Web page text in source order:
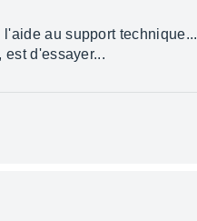
au support technique...
d'essayer...